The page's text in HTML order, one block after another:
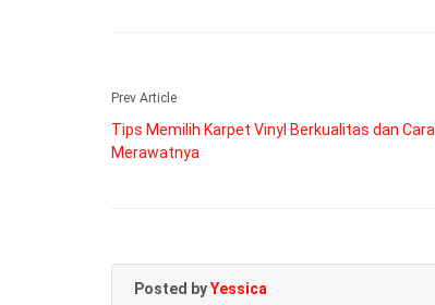
Prev Article
Tips Memilih Karpet Vinyl Berkualitas dan Cara
Merawatnya
Posted byYessica